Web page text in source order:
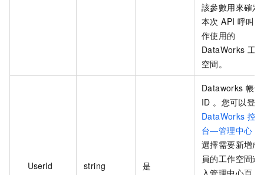
該參數用來確定
本次 API 呼叫操
作使用的
DataWorks 工作
空間。
UserId string 是
Dataworks 帳號
ID 。您可以登入
DataWorks 控制
台—管理中心
選擇需要新增成
員的工作空間進
入管理中心頁